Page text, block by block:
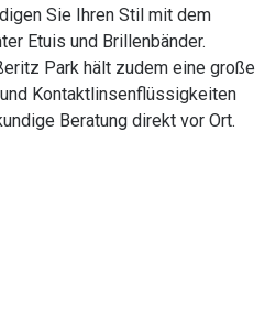
Sie Ihren Stil mit dem
Etuis und Brillenbänder.
Park hält zudem eine große
Kontaktlinsenflüssigkeiten
Beratung direkt vor Ort.